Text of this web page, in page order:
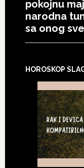
pokojnu
narodna
sa onog
HOROSKOP